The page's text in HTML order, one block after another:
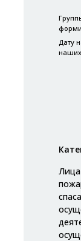
Лица
Дату
наших